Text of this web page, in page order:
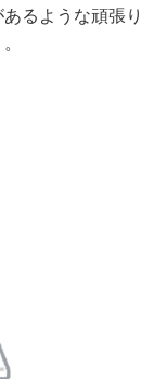
るような頑張り